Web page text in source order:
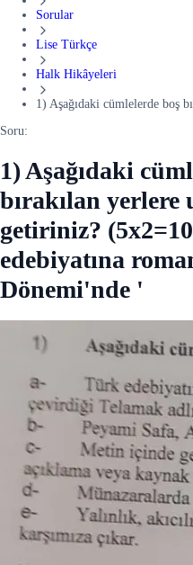
Sorular
Lise Türkçe
Halk Hikâyeleri
1) Aşağıdaki cümlelerde boş
Soru:
1) Aşağıdaki
bırakılan
getiriniz?
edebiyatına
Dönemi'nde '